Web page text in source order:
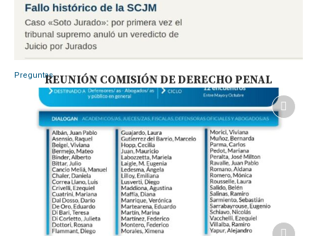
REUNIÓN COMISIÓN DE DERECHO PENAL
Preguntas
La nueva defensa de Nahir Galarza pidió que
se revise su condena a prisión perpetua.
28 julio, 2026
¿Puede revisarse una condena firme a prisión perpetua? El nuevo
planteo de la defensa de …